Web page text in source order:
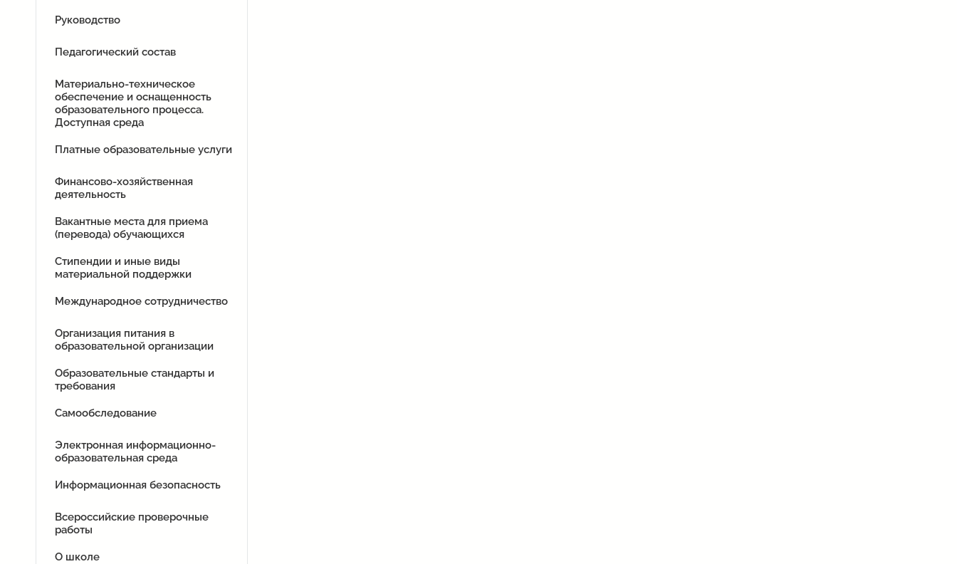
Руководство
Педагогический состав
Материально-техническое
обеспечение и оснащенность
образовательного процесса.
Доступная среда
Платные образовательные услуги
Финансово-хозяйственная
деятельность
Вакантные места для приема
(перевода) обучающихся
Стипендии и иные виды
материальной поддержки
Международное сотрудничество
Организация питания в
образовательной организации
Образовательные стандарты и
требования
Самообследование
Электронная информационно-
образовательная среда
Информационная безопасность
Всероссийские проверочные
работы
О школе